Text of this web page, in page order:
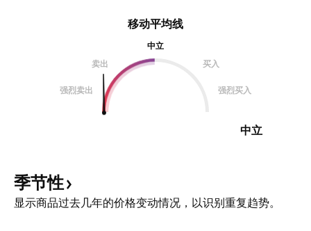
移动平均线
中立
卖出
买入
强烈卖出 强烈买入
中立
季节性
显示商品过去几年的价格变动情况，以识别重复趋势。